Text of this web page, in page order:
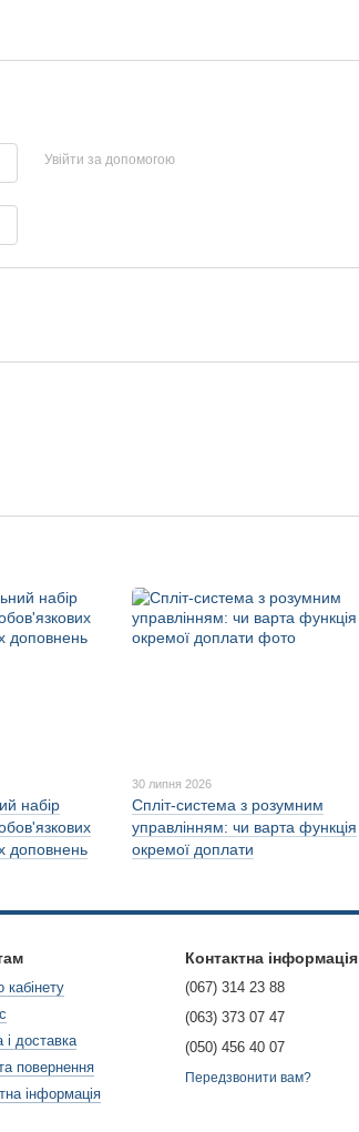
Увійти за допомогою
набір
доповнень
30 липня 2026
Спліт-система з розумним
управлінням: чи варта функція
окремої доплати
кабінету
доставка
повернення
інформація
Контактна інформація
(067) 314 23 88
(063) 373 07 47
(050) 456 40 07
Передзвонити вам?